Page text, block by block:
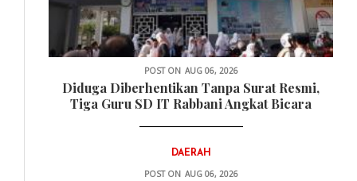
POST ON AUG 06, 2026
Diduga Diberhentikan Tanpa Surat Resmi,
Tiga Guru SD IT Rabbani Angkat Bicara
DAERAH
POST ON AUG 06, 2026